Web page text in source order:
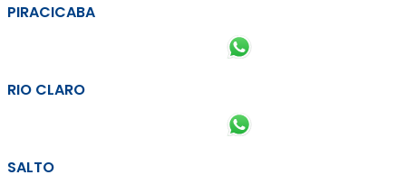
PIRACICABA
RIO CLARO
SALTO